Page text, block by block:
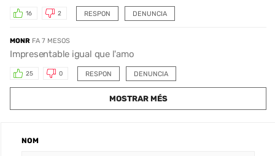
RESPON
16 2 DENUNCIA
MONR FA 7 MESOS
Impresentable igual que l'amo
RESPON
25 0 DENUNCIA
MOSTRAR MÉS
NOM